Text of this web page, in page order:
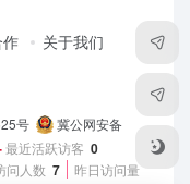
关于我们
号
冀公网安备
最近活跃访客 0
问人数 7 昨日访问量